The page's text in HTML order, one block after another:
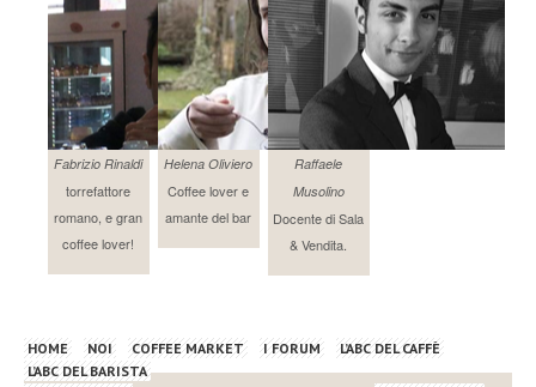
Fabrizio Rinaldi
torrefattore
romano, e gran
coffee lover!
Helena Oliviero
Coffee lover e
amante del bar
Raffaele
Musolino
Docente di Sala
& Vendita.
HOME NOI COFFEE MARKET I FORUM
L’ABC DEL CAFFÈ
L’ABC DEL BARISTA